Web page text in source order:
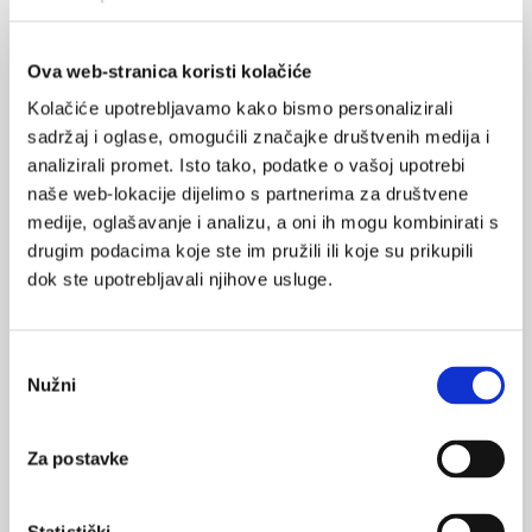
Ova web-stranica koristi kolačiće
Kolačiće upotrebljavamo kako bismo personalizirali
sadržaj i oglase, omogućili značajke društvenih medija i
analizirali promet. Isto tako, podatke o vašoj upotrebi
naše web-lokacije dijelimo s partnerima za društvene
medije, oglašavanje i analizu, a oni ih mogu kombinirati s
drugim podacima koje ste im pružili ili koje su prikupili
dok ste upotrebljavali njihove usluge.
pristanka
Nužni
Za postavke
medicinari
nedostatak liječnika cmj
POVRATAK
NA VRH
Razlike stavova studenata o starenju i demenciji
23.04.2019.
Svjetski dan sigurnosti i zaštite zdravlja na radu, 28.